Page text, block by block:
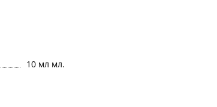
10 мл мл.